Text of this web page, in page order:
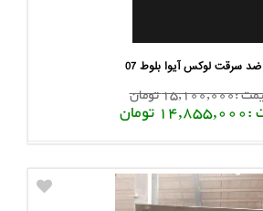
سرقت لوکس آیوا بلوط 07
تومان